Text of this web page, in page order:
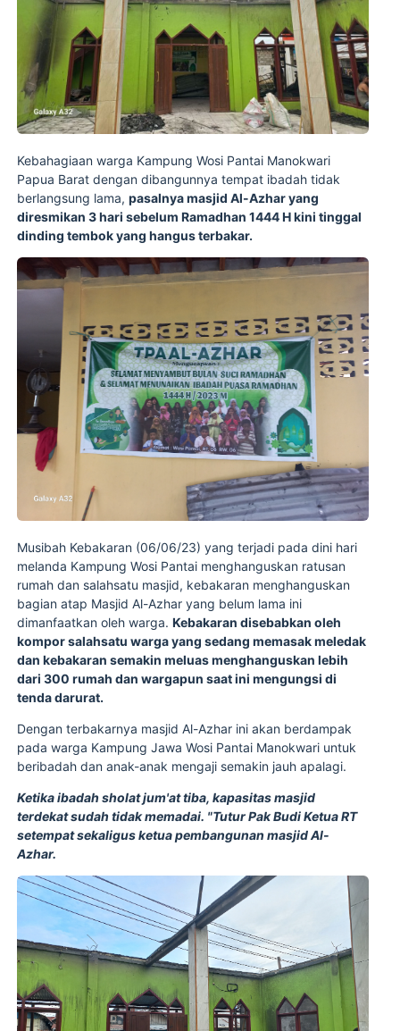
Kebahagiaan warga Kampung Wosi Pantai Manokwari
Papua Barat dengan dibangunnya tempat ibadah tidak
berlangsung lama,pasalnya masjid Al-Azhar yang
diresmikan 3 hari sebelum Ramadhan 1444 H kini tinggal
dinding tembok yang hangus terbakar.
Musibah Kebakaran (06/06/23) yang terjadi pada dini hari
melanda Kampung Wosi Pantai menghanguskan ratusan
rumah dan salahsatu masjid, kebakaran menghanguskan
bagian atap Masjid Al-Azhar yang belum lama ini
dimanfaatkan oleh warga.Kebakaran disebabkan oleh
kompor salahsatu warga yang sedang memasak meledak
dan kebakaran semakin meluas menghanguskan lebih
dari 300 rumah dan wargapun saat ini mengungsi di
tenda darurat.
Dengan terbakarnya masjid Al-Azhar ini akan berdampak
pada warga Kampung Jawa Wosi Pantai Manokwari untuk
beribadah dan anak-anak mengaji semakin jauh apalagi.
Ketika ibadah sholat jum'at tiba, kapasitas masjid
terdekat sudah tidak memadai. "Tutur Pak Budi Ketua RT
setempat sekaligus ketua pembangunan masjid Al-
Azhar.